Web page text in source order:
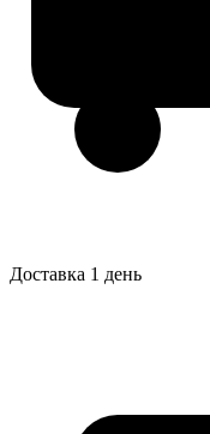
Доставка 1 день